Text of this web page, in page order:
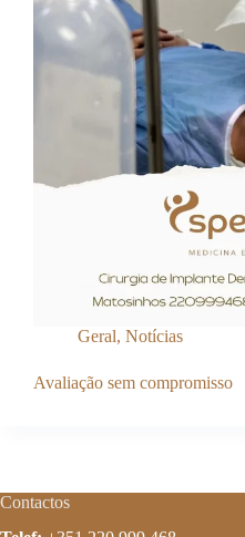
Geral, Notícias
Avaliação sem compromisso
Contactos